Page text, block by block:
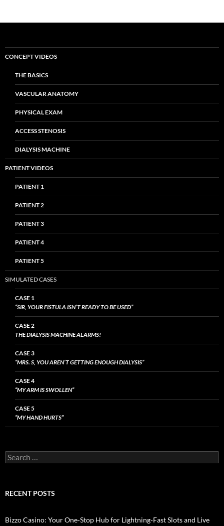
CONCEPT VIDEOS
THE BASICS
VASCULAR ANATOMY
PHYSICAL EXAM
ACCESS STENOSIS
DIALYSIS MACHINE
PATIENT VIDEOS
PATIENT 1
PATIENT 2
PATIENT 3
PATIENT 4
PATIENT 5
SIMULATED CASES
CASE 1
“SIR, YOUR FISTULA ISN’T READY TO BE USED”
CASE 2
THE DIALYSIS MACHINE ALARMS!
CASE 3
“MRS. S, YOU AREN’T GETTING ENOUGH DIALYSIS”
CASE 4
“MY ARM IS SWOLLEN”
CASE 5
“MY HAND HURTS”
Search
for:
RECENT POSTS
Bizzo Casino: Your One‑Stop Hub for Lightning‑Fast Slots and Live